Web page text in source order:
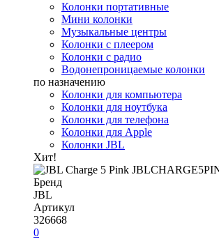
Колонки портативные
Мини колонки
Музыкальные центры
Колонки с плеером
Колонки с радио
Водонепроницаемые колонки
по назначению
Колонки для компьютера
Колонки для ноутбука
Колонки для телефона
Колонки для Apple
Колонки JBL
Хит!
Бренд
JBL
Артикул
326668
0